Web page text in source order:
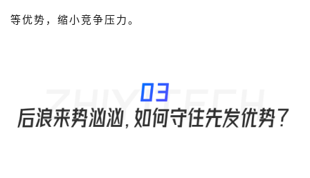
等优势，缩小竞争压力。